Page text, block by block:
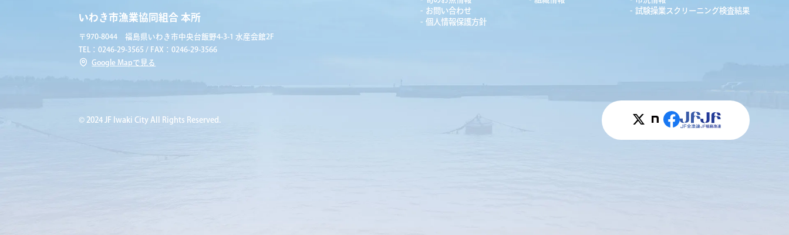
いわき市漁業協同組合 本所
〒970-8044 福島県いわき市中央台飯野4-3-1 水産会館2F
TEL：0246-29-3565 / FAX：0246-29-3566
Google Mapで見る
お問い合わせ
個人情報保護方針
試験操業スクリーニング検査結果
© 2024 JF Iwaki City All Rights Reserved.